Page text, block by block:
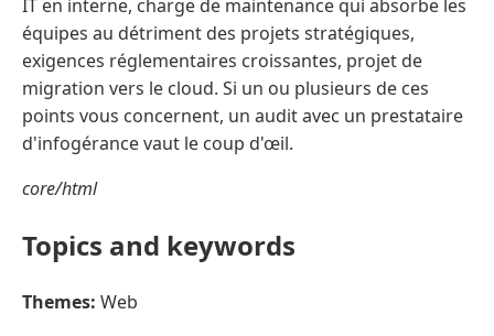
IT en interne, charge de maintenance qui absorbe les
équipes au détriment des projets stratégiques,
exigences réglementaires croissantes, projet de
migration vers le cloud. Si un ou plusieurs de ces
points vous concernent, un audit avec un prestataire
d'infogérance vaut le coup d'œil.
core/html
Topics and keywords
Themes: Web